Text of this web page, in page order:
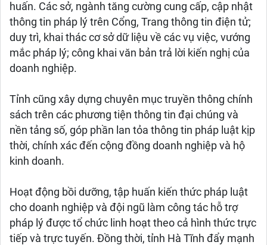
huấn. Các sở, ngành tăng cường cung cấp, cập nhật
thông tin pháp lý trên Cổng, Trang thông tin điện tử;
duy trì, khai thác cơ sở dữ liệu về các vụ việc, vướng
mắc pháp lý; công khai văn bản trả lời kiến nghị của
doanh nghiệp.
Tỉnh cũng xây dựng chuyên mục truyền thông chính
sách trên các phương tiện thông tin đại chúng và
nền tảng số, góp phần lan tỏa thông tin pháp luật kịp
thời, chính xác đến cộng đồng doanh nghiệp và hộ
kinh doanh.
Hoạt động bồi dưỡng, tập huấn kiến thức pháp luật
cho doanh nghiệp và đội ngũ làm công tác hỗ trợ
pháp lý được tổ chức linh hoạt theo cả hình thức trực
tiếp và trực tuyến. Đồng thời, tỉnh Hà Tĩnh đẩy mạnh